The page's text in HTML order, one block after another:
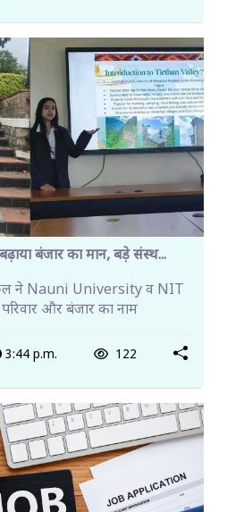
बढ़ाया बंजार का मान, बड़े संस्थ...
ने Nauni University व NIT
और बंजार का नाम
3:44 p.m. 122